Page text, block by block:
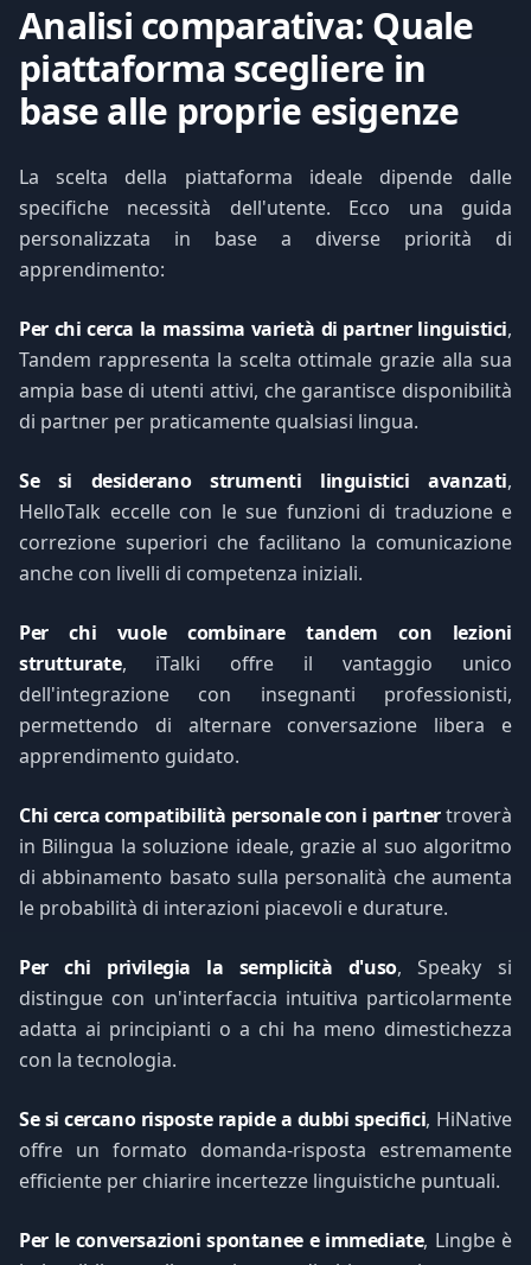
Analisi comparativa: Quale
piattaforma scegliere in
base alle proprie esigenze
La scelta della piattaforma ideale dipende dalle
specifiche necessità dell'utente. Ecco una guida
personalizzata in base a diverse priorità di
apprendimento:
Per chi cerca la massima varietà di partner linguistici,
Tandem rappresenta la scelta ottimale grazie alla sua
ampia base di utenti attivi, che garantisce disponibilità
di partner per praticamente qualsiasi lingua.
Se si desiderano strumenti linguistici avanzati,
HelloTalk eccelle con le sue funzioni di traduzione e
correzione superiori che facilitano la comunicazione
anche con livelli di competenza iniziali.
Per chi vuole combinare tandem con lezioni
strutturate, iTalki offre il vantaggio unico
dell'integrazione con insegnanti professionisti,
permettendo di alternare conversazione libera e
apprendimento guidato.
Chi cerca compatibilità personale con i partnertroverà
in Bilingua la soluzione ideale, grazie al suo algoritmo
di abbinamento basato sulla personalità che aumenta
le probabilità di interazioni piacevoli e durature.
Per chi privilegia la semplicità d'uso, Speaky si
distingue con un'interfaccia intuitiva particolarmente
adatta ai principianti o a chi ha meno dimestichezza
con la tecnologia.
Se si cercano risposte rapide a dubbi specifici, HiNative
offre un formato domanda-risposta estremamente
efficiente per chiarire incertezze linguistiche puntuali.
Per le conversazioni spontanee e immediate, Lingbe è